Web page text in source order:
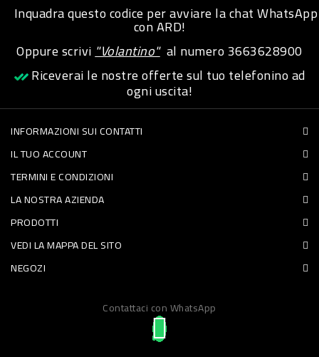
PET
PET
FOOD
FRESCHI
PIATTI
PRONTI
E
CONDIMENTI
Inquadra questo codice per avviare la chat WhatsApp
con ARD!
Oppure scrivi"Volantino"al numero3663628900
Riceverai le nostre offerte sul tuo telefonino ad
ogni uscita!
INFORMAZIONI SUI CONTATTI
IL TUO ACCOUNT
TERMINI E CONDIZIONI
LA NOSTRA AZIENDA
PRODOTTI
VEDI LA MAPPA DEL SITO
NEGOZI
Contattaci con WhatsApp